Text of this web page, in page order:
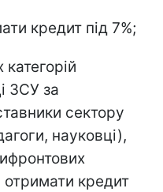
кредит під 7%;
ЗСУ за
сектору
науковці),
кредит